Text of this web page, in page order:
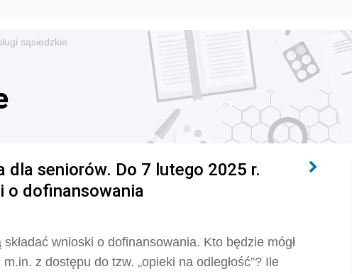
sąsiedzkie
dla seniorów. Do 7 lutego 2025 r.
o dofinansowania
wnioski o dofinansowania. Kto będzie mógł
z dostępu do tzw. „opieki na odległość”? Ile